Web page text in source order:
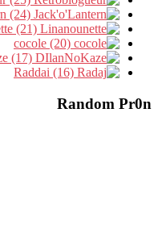
Random Pr0n